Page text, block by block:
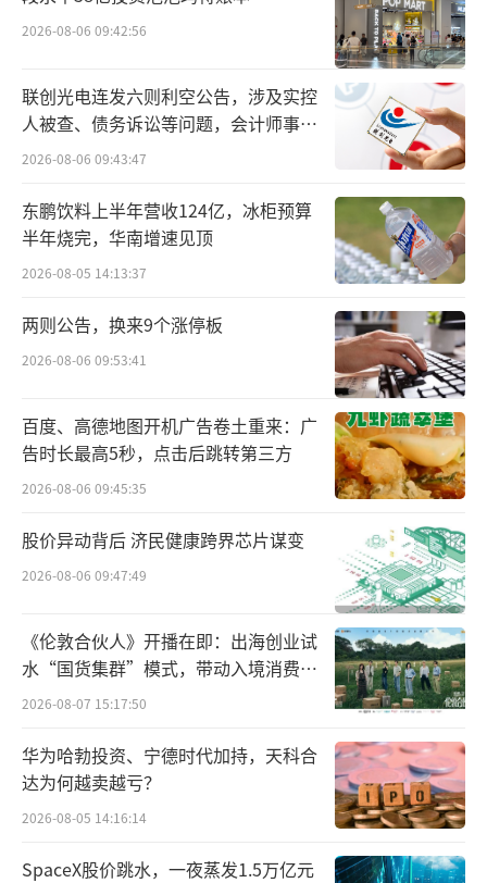
线“肖像保护功能”主动拦截
当前，电商场景中的侵权仿冒，已经不只
是传统意义上的“假货治理”。相关问题更多
发生在短视频、直播、广告投放等场景中，通
行业共同面对的治理难题。
例如，有违规账号未经授权利用AI合成或
模仿他人肖像、声音，在短视频或直播间中进
行商品推广，容易让消费者误以为相关商品获
得了达人本人推荐；也有账号截取达人视频或
直播片段，拼贴商品信息，形成“达人同
款”“本人直播间卖过”等误导性表达。一些
违规内容还会通过遮挡、虚化，甚至套上外国
在商品推广场景中，AI滥用也呈现出多种
形式。抖音电商商品治理业务代表在分享中提
到，有商家利用AI合成自然界不存在的植物，
误导消费者；也有账号营造“新闻报道某类问
题、随后推荐商品解决”的误导性场景。
2026-08-06 09:42:56
联创光电连发六则利空公告，涉及实控
人被查、债务诉讼等问题，会计师事务
所曾出具“保留意见”
2026-08-06 09:43:47
东鹏饮料上半年营收124亿，冰柜预算
半年烧完，华南增速见顶
2026-08-05 14:13:37
两则公告，换来9个涨停板
2026-08-06 09:53:41
百度、高德地图开机广告卷土重来：广
告时长最高5秒，点击后跳转第三方
2026-08-06 09:45:35
股价异动背后 济民健康跨界芯片谋变
2026-08-06 09:47:49
《伦敦合伙人》开播在即：出海创业试
水“国货集群”模式，带动入境消费反
向种草
2026-08-07 15:17:50
华为哈勃投资、宁德时代加持，天科合
达为何越卖越亏？
2026-08-05 14:16:14
SpaceX股价跳水，一夜蒸发1.5万亿元